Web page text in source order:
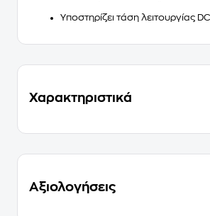
Υποστηρίζει τάση λειτουργίας
Χαρακτηριστικά
Αξιολογήσεις